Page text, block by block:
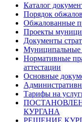
Каталог
Порядок
Обжалованные
Проекты
Документы
Муниципальные
Нормативные
аттестации
Основные
Тарифы на
КУРГАНА
РЕШЕНИЕ